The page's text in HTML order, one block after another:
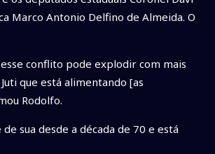
Marco Antonio Delfino de Almeida. O
conflito pode explodir com mais
que está alimentando [as
Rodolfo.
sua desde a década de 70 e está